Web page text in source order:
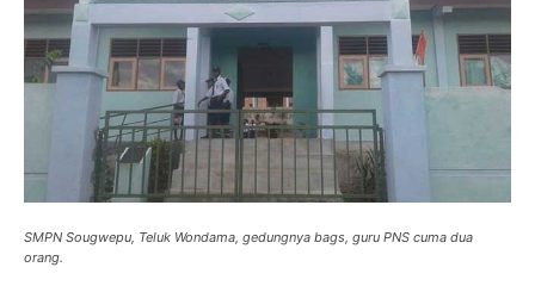
SMPN Sougwepu, Teluk Wondama, gedungnya bags, guru PNS cuma dua
orang.